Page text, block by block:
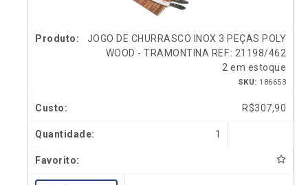
JOGO DE CHURRASCO INOX 3 PEÇAS POLY
WOOD - TRAMONTINA REF.: 21198/462
2 em estoque
SKU: 186653
R$307,90
1